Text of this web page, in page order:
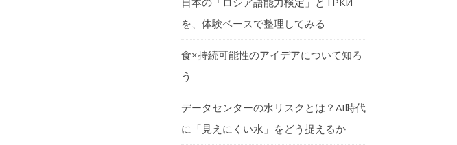
を、体験ベースで整理してみる
食×持続可能性のアイデアについて知ろ
う
データセンターの水リスクとは？AI時代
に「見えにくい水」をどう捉えるか